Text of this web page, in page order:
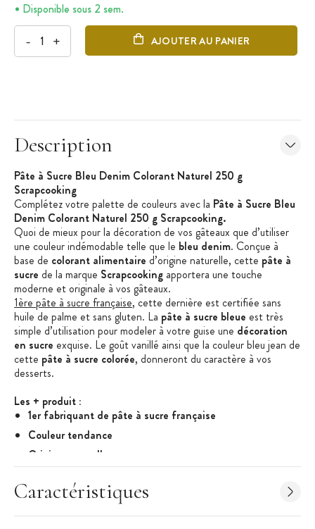
Disponible sous 2 sem.
- + AJOUTER AU PANIER
Description
Pâte à Sucre Bleu Denim Colorant Naturel 250 g
Scrapcooking
Complétez votre palette de couleurs avec la Pâte à Sucre Bleu
Denim Colorant Naturel 250 g Scrapcooking.
Quoi de mieux pour la décoration de vos gâteaux que d’utiliser
une couleur indémodable telle que le bleu denim. Conçue à
base de colorant alimentaire d’origine naturelle, cette pâte à
sucre de la marque Scrapcooking apportera une touche
moderne et originale à vos gâteaux.
1ère pâte à sucre française, cette dernière est certifiée sans
huile de palme et sans gluten. La pâte à sucre bleue est très
simple d’utilisation pour modeler à votre guise une décoration
en sucre exquise. Le goût vanillé ainsi que la couleur bleu jean de
cette pâte à sucre colorée, donneront du caractère à vos
desserts.
Les + produit :
1er fabriquant de pâte à sucre française
Couleur tendance
Origine naturelle
Ne se déchire pas et ne colle pas
Caractéristiques de la pâte à sucre :
Caractéristiques